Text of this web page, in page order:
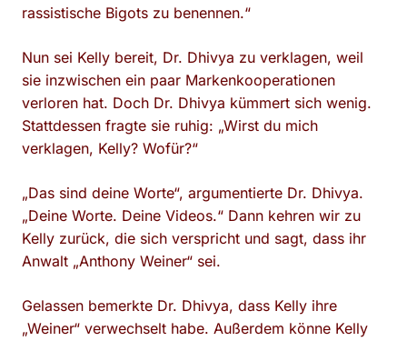
rassistische Bigots zu benennen.“
Nun sei Kelly bereit, Dr. Dhivya zu verklagen, weil
sie inzwischen ein paar Markenkooperationen
verloren hat. Doch Dr. Dhivya kümmert sich wenig.
Stattdessen fragte sie ruhig: „Wirst du mich
verklagen, Kelly? Wofür?“
„Das sind deine Worte“, argumentierte Dr. Dhivya.
„Deine Worte. Deine Videos.“ Dann kehren wir zu
Kelly zurück, die sich verspricht und sagt, dass ihr
Anwalt „Anthony Weiner“ sei.
Gelassen bemerkte Dr. Dhivya, dass Kelly ihre
„Weiner“ verwechselt habe. Außerdem könne Kelly